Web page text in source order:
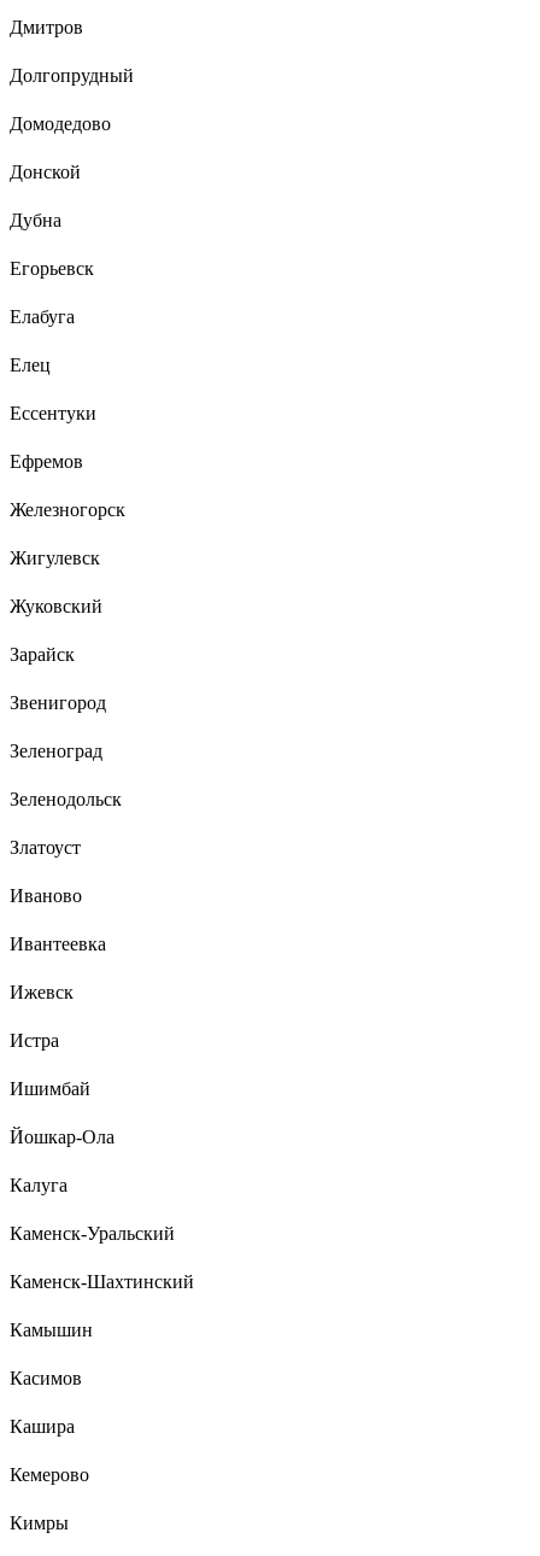
Дмитров
Долгопрудный
Домодедово
Донской
Дубна
Егорьевск
Елабуга
Елец
Ессентуки
Ефремов
Железногорск
Жигулевск
Жуковский
Зарайск
Звенигород
Зеленоград
Зеленодольск
Златоуст
Иваново
Ивантеевка
Ижевск
Истра
Ишимбай
Йошкар-Ола
Калуга
Каменск-Уральский
Каменск-Шахтинский
Камышин
Касимов
Кашира
Кемерово
Кимры